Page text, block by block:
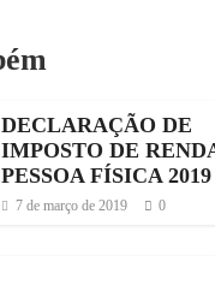
DECLARAÇÃO DE
IMPOSTO DE
PESSOA FÍSICA 2019
7 de março de 2019 0